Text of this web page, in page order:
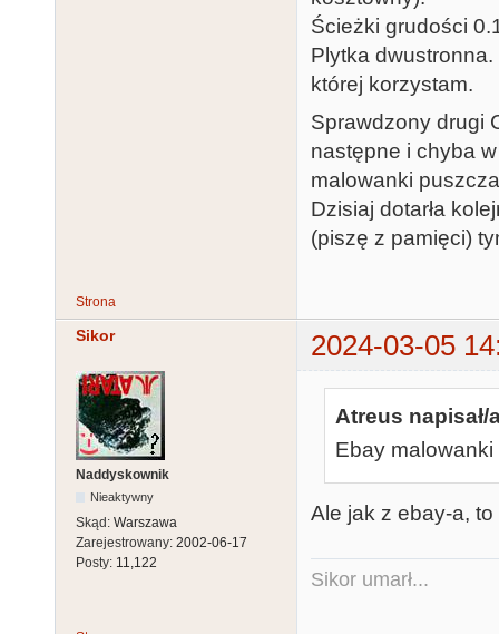
Ścieżki grudości
Plytka
której korzystam.
Sprawdzony drugi
następne i chyba
malowanki
Dzisiaj dotarła
(piszę z pamięci)
Strona
Sikor 2024-03-05
Naddyskownik
Nieaktywny
Skąd: Warszawa
Zarejestrowany: 2002-06-17
Posty: 11,122
Atreus napisał/
Ebay
Ale jak z ebay-a, to
Sikor umarł...